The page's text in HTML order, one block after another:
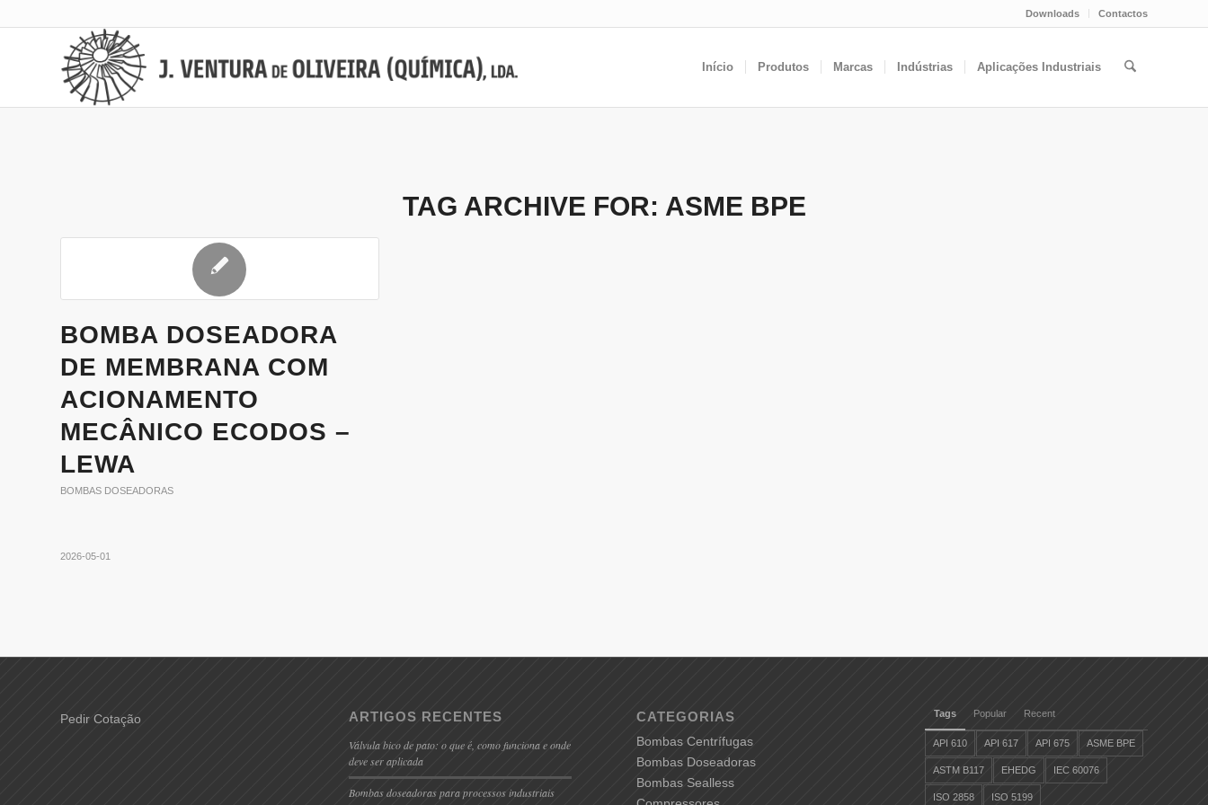
Downloads Contactos
Início Produtos Marcas Indústrias Aplicações Industriais
TAG ARCHIVE FOR: ASME BPE
BOMBA DOSEADORA
DE MEMBRANA COM
ACIONAMENTO
MECÂNICO ECODOS –
LEWA
BOMBAS DOSEADORAS
2026-05-01
Pedir Cotação ARTIGOS RECENTES
Válvula bico de pato: o que é, como funciona e onde
deve ser aplicada
Bombas doseadoras para processos industriais
CATEGORIAS
Bombas Centrífugas
Bombas Doseadoras
Bombas Sealless
Tags Popular Recent
API 610 API 617 API 675 ASME BPE
ASTM B117 EHEDG IEC 60076
ISO 2858 ISO 5199